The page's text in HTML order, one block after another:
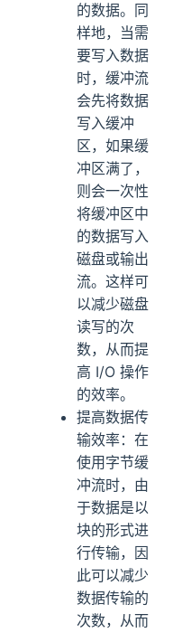
的数据。同
样地，当需
要写入数据
时，缓冲流
会先将数据
写入缓冲
区，如果缓
冲区满了，
则会一次性
将缓冲区中
的数据写入
磁盘或输出
流。这样可
以减少磁盘
读写的次
数，从而提
高 I/O 操作
的效率。
提高数据传
输效率：在
使用字节缓
冲流时，由
于数据是以
块的形式进
行传输，因
此可以减少
数据传输的
次数，从而